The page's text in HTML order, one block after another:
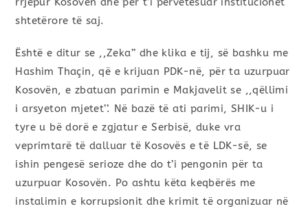
shtetërore të saj.
Është e ditur se ,,Zeka’’ dhe klika e tij, së bashku me
Hashim Thaçin, që e krijuan PDK-në, për ta uzurpuar
Kosovën, e zbatuan parimin e Makjavelit se ,,qëllimi
i arsyeton mjetet’’. Në bazë të ati parimi, SHIK-u i
tyre u bë dorë e zgjatur e Serbisë, duke vra
veprimtarë të dalluar të Kosovës e të LDK-së, se
ishin pengesë serioze dhe do t’i pengonin për ta
uzurpuar Kosovën. Po ashtu këta keqbërës me
instalimin e korrupsionit dhe krimit të organizuar në